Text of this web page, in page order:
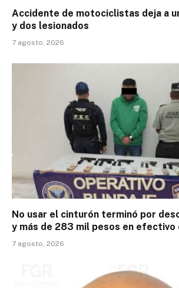
Accidente de motociclistas deja a
y dos lesionados
7 agosto, 2026
No usar el cinturón terminó por
y más de 283 mil pesos en efectivo
7 agosto, 2026